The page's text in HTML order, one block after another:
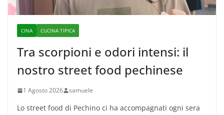
CINA CUCINA TIPICA
Tra scorpioni e odori intensi: il
nostro street food pechinese
1 Agosto 2026 samuele
Lo street food di Pechino ci ha accompagnati ogni sera